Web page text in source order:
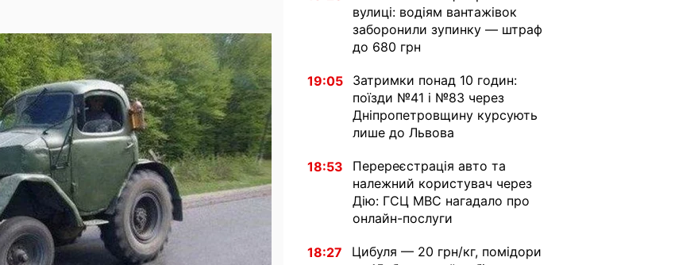
вулиці: водіям вантажівок
заборонили зупинку — штраф
до 680 грн
19:05
Затримки понад 10 годин:
поїзди №41 і №83 через
Дніпропетровщину курсують
лише до Львова
18:53
Перереєстрація авто та
належний користувач через
Дію: ГСЦ МВС нагадало про
онлайн-послуги
18:27
Цибуля — 20 грн/кг, помідори